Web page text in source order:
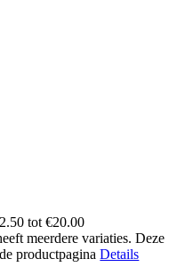
tot €20.00
meerdere variaties. Deze
productpaginaDetails